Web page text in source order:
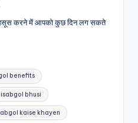
करने में आपको कुछ दिन लग सकते
benefits
isabgol bhusi
kaise khayen